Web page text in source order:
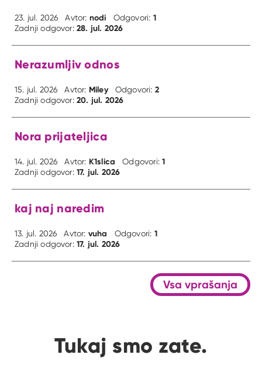
23. jul. 2026 Avtor: nodi Odgovori: 1
Zadnji odgovor:28. jul. 2026
Nerazumljiv odnos
15. jul. 2026 Avtor: Miley Odgovori: 2
Zadnji odgovor:20. jul. 2026
Nora prijateljica
14. jul. 2026 Avtor: K1slica Odgovori:1
Zadnji odgovor:17. jul. 2026
kaj naj naredim
13. jul. 2026 Avtor: vuha Odgovori: 1
Zadnji odgovor:17. jul. 2026
Vsa vprašanja
Tukaj smo zate.